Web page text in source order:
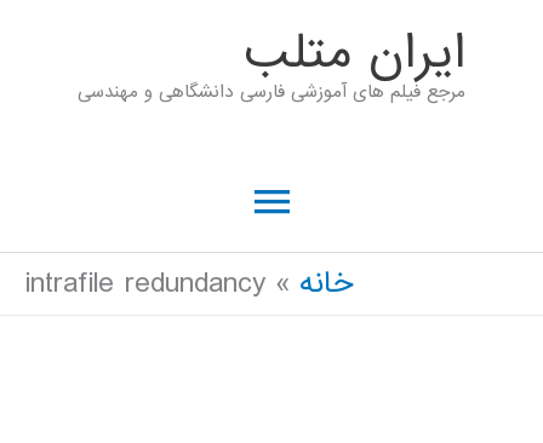
ايران متلب
مرجع فیلم های آموزشی فارسی دانشگاهی و مهندسی
فهرست
اصلی خانه intrafile redundancy